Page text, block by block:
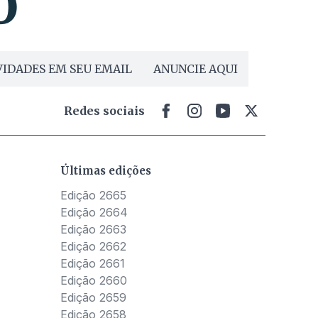
EM SEU EMAIL ANUNCIE AQUI
Redes sociais
Últimas edições
Edição 2665
Edição 2664
Edição 2663
Edição 2662
Edição 2661
Edição 2660
Edição 2659
Edição 2658